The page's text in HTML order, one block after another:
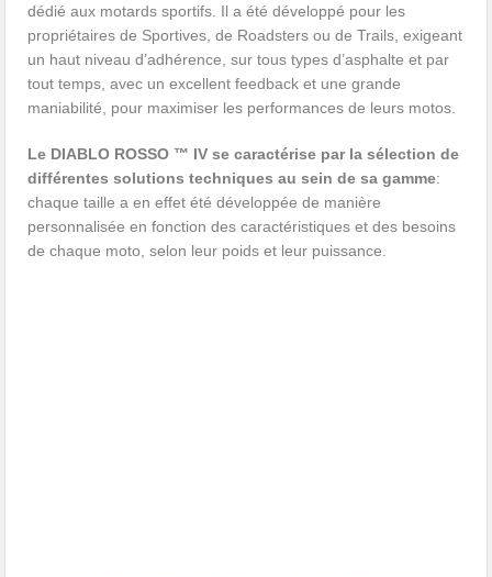
dédié aux motards sportifs. Il a été développé pour les
propriétaires de Sportives, de Roadsters ou de Trails, exigeant
un haut niveau d’adhérence, sur tous types d’asphalte et par
tout temps, avec un excellent feedback et une grande
maniabilité, pour maximiser les performances de leurs motos.
Le DIABLO ROSSO ™ IV se caractérise par la sélection de
différentes solutions techniques au sein de sa gamme:
chaque taille a en effet été développée de manière
personnalisée en fonction des caractéristiques et des besoins
de chaque moto, selon leur poids et leur puissance.